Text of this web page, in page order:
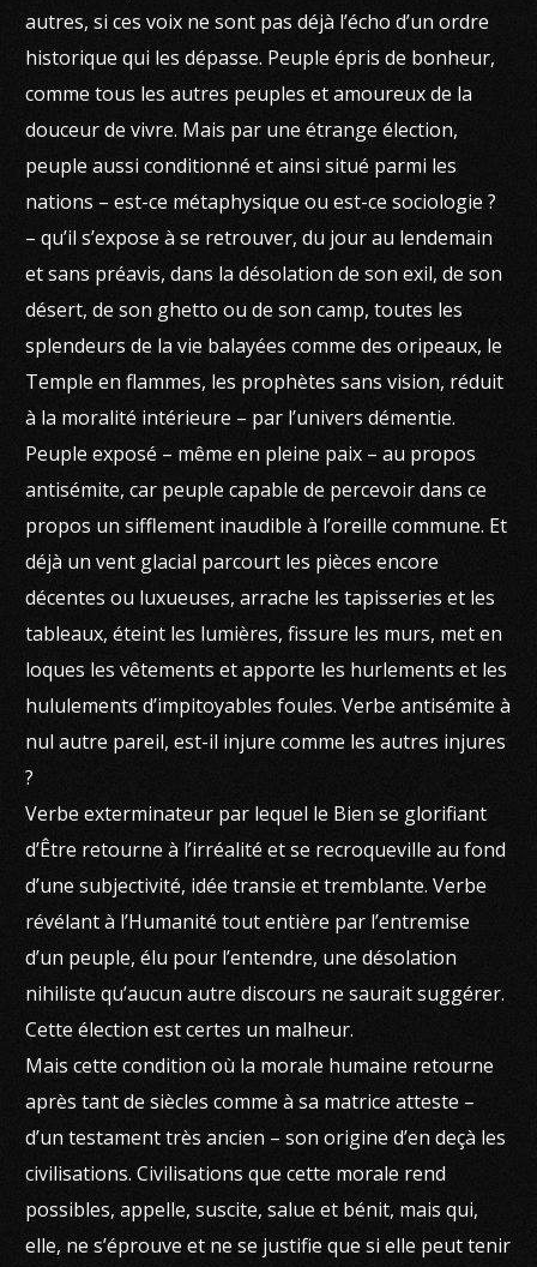
autres, si ces voix ne sont pas déjà l’écho d’un ordre
historique qui les dépasse. Peuple épris de bonheur,
comme tous les autres peuples et amoureux de la
douceur de vivre. Mais par une étrange élection,
peuple aussi conditionné et ainsi situé parmi les
nations – est-ce métaphysique ou est-ce sociologie ?
– qu’il s’expose à se retrouver, du jour au lendemain
et sans préavis, dans la désolation de son exil, de son
désert, de son ghetto ou de son camp, toutes les
splendeurs de la vie balayées comme des oripeaux, le
Temple en flammes, les prophètes sans vision, réduit
à la moralité intérieure – par l’univers démentie.
Peuple exposé – même en pleine paix – au propos
antisémite, car peuple capable de percevoir dans ce
propos un sifflement inaudible à l’oreille commune. Et
déjà un vent glacial parcourt les pièces encore
décentes ou luxueuses, arrache les tapisseries et les
tableaux, éteint les lumières, fissure les murs, met en
loques les vêtements et apporte les hurlements et les
hululements d’impitoyables foules. Verbe antisémite à
nul autre pareil, est-il injure comme les autres injures
?
Verbe exterminateur par lequel le Bien se glorifiant
d’Être retourne à l’irréalité et se recroqueville au fond
d’une subjectivité, idée transie et tremblante. Verbe
révélant à l’Humanité tout entière par l’entremise
d’un peuple, élu pour l’entendre, une désolation
nihiliste qu’aucun autre discours ne saurait suggérer.
Cette élection est certes un malheur.
Mais cette condition où la morale humaine retourne
après tant de siècles comme à sa matrice atteste –
d’un testament très ancien – son origine d’en deçà les
civilisations. Civilisations que cette morale rend
possibles, appelle, suscite, salue et bénit, mais qui,
elle, ne s’éprouve et ne se justifie que si elle peut tenir